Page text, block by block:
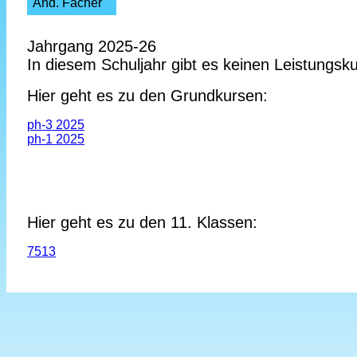
And. Fächer
Jahrgang 2025-26
In diesem Schuljahr gibt es keinen
Hier geht es zu den Grundkursen:
ph-3 2025
ph-1 2025
Hier geht es zu den 11. Klassen:
7513